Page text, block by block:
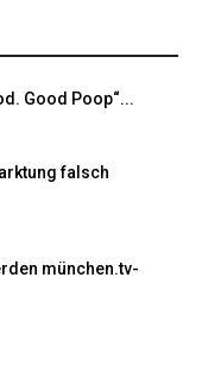
Good Poop“...
falsch
münchen.tv-